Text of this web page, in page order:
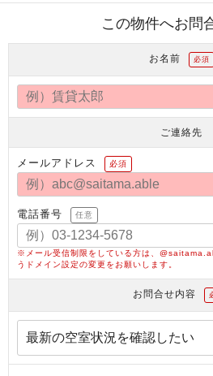
この物件へお問
お名前 必須
ご連絡先
メールアドレス 必須
電話番号 任意
※メール受信制限をしている方は、
うドメイン設定の変更をお願いします。
お問合せ内容